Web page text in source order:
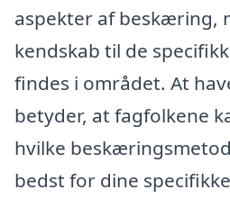
aspekter af beskæring,
kendskab til de
findes i området. At
betyder, at fagfolkene
hvilke
bedst for dine